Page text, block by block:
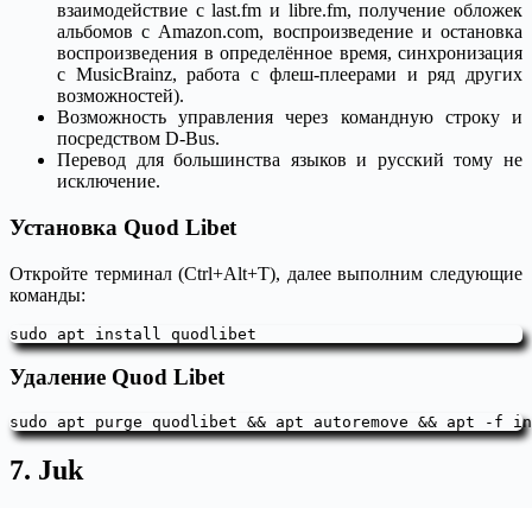
взаимодействие с last.fm и libre.fm, получение обложек
альбомов с Amazon.com, воспроизведение и остановка
воспроизведения в определённое время, синхронизация
с MusicBrainz, работа с флеш-плеерами и ряд других
возможностей).
Возможность управления через командную строку и
посредством D-Bus.
Перевод для большинства языков и русский тому не
исключение.
Установка Quod Libet
Откройте терминал (Ctrl+Alt+T), далее выполним следующие
команды:
sudo apt install quodlibet
Удаление Quod Libet
sudo apt purge quodlibet && apt autoremove && apt -f
7. Juk